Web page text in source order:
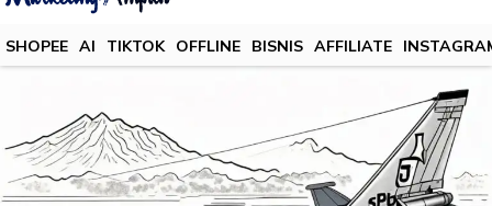
SHOPEE AI TIKTOK OFFLINE BISNIS AFFILIATE